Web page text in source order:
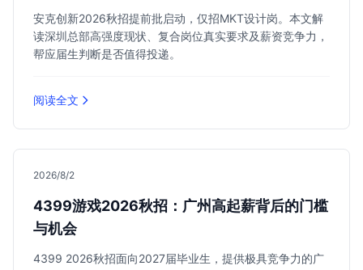
安克创新2026秋招提前批启动，仅招MKT设计岗。本文解
读深圳总部高强度现状、复合岗位真实要求及薪资竞争力，
帮应届生判断是否值得投递。
阅读全文
2026/8/2
4399游戏2026秋招：广州高起薪背后的门槛
与机会
4399 2026秋招面向2027届毕业生，提供极具竞争力的广